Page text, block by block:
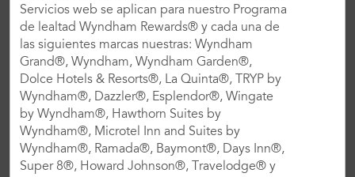
AMENIDADES DESTACADAS
Salón De Baile Instalación Para Banquetes
Salas De Conferencias Y
Reuniones
Centro De Convenciones
Business Center
Servicios De Asistencia
Para Reuniones
Servicios De Organización
De Eventos
WiFi Gratis
Servicios web se aplican para nuestro Programa
de lealtad Wyndham Rewards® y cada una de
las siguientes marcas nuestras: Wyndham
Grand®, Wyndham, Wyndham Garden®,
Dolce Hotels & Resorts®, La Quinta®, TRYP by
Wyndham®, Dazzler®, Esplendor®, Wingate
by Wyndham®, Hawthorn Suites by
Wyndham®, Microtel Inn and Suites by
Wyndham®, Ramada®, Baymont®, Days Inn®,
Super 8®, Howard Johnson®, Travelodge® y